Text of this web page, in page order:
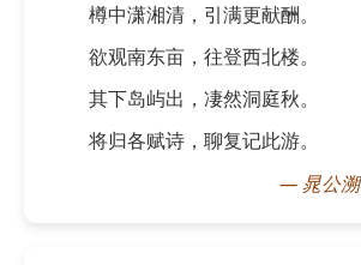
樽中潇湘清，引满更献酬。
欲观南东亩，往登西北楼。
其下岛屿出，凄然洞庭秋。
将归各赋诗，聊复记此游。
— 晁公溯